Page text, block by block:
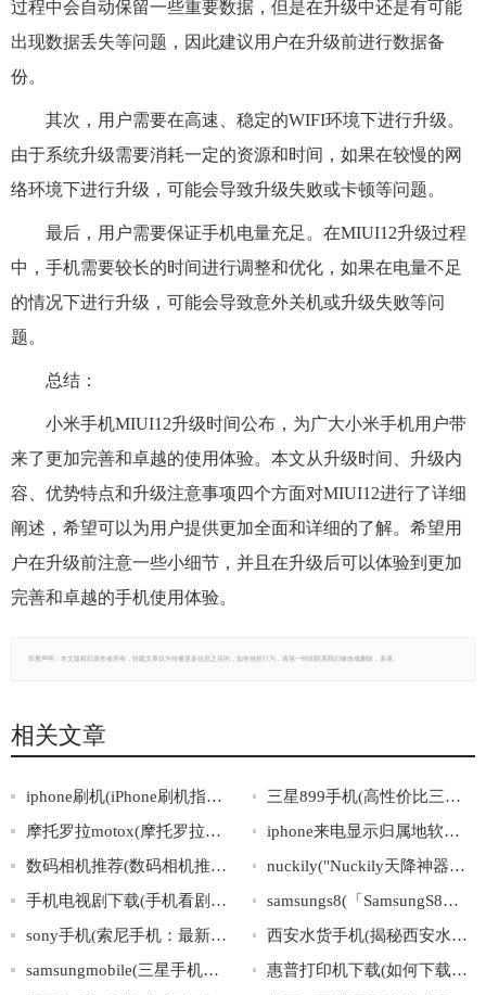
过程中会自动保留一些重要数据，但是在升级中还是有可能
出现数据丢失等问题，因此建议用户在升级前进行数据备
份。
其次，用户需要在高速、稳定的WIFI环境下进行升级。
由于系统升级需要消耗一定的资源和时间，如果在较慢的网
络环境下进行升级，可能会导致升级失败或卡顿等问题。
最后，用户需要保证手机电量充足。在MIUI12升级过程
中，手机需要较长的时间进行调整和优化，如果在电量不足
的情况下进行升级，可能会导致意外关机或升级失败等问
题。
总结：
小米手机MIUI12升级时间公布，为广大小米手机用户带
来了更加完善和卓越的使用体验。本文从升级时间、升级内
容、优势特点和升级注意事项四个方面对MIUI12进行了详细
阐述，希望可以为用户提供更加全面和详细的了解。希望用
户在升级前注意一些小细节，并且在升级后可以体验到更加
完善和卓越的手机使用体验。
郑重声明：本文版权归原作者所有，转载文章仅为传播更多信息之目的，如有侵权行为，请第一时间联系我们修改或删除，多谢。
相关文章
iphone刷机(iPhone刷机指南：全面解析刷机技巧与注意事项)
三星899手机(高性价比三星899手机，推荐你了解！)
摩托罗拉motox(摩托罗拉MotoX：打破旧有设计定义的智能手机之一)
iphone来电显示归属地软件(“可靠实用的iphone来电归属地查询工具”)
数码相机推荐(数码相机推荐排行榜：你必须了解的五款相机)
nuckily("Nuckily天降神器，装备你的骑行之旅")
手机电视剧下载(手机看剧神器：免费下载最新电视剧！)
samsungs8(「SamsungS8」手机最全介绍及使用技巧一览)
sony手机(索尼手机：最新型号、评测、购买攻略全解析)
西安水货手机(揭秘西安水货手机市场：诈骗、侵权、仿冒的惊人内幕)
samsungmobile(三星手机品牌魅力：科技与设计的完美结合)
惠普打印机下载(如何下载惠普打印机驱动程序)